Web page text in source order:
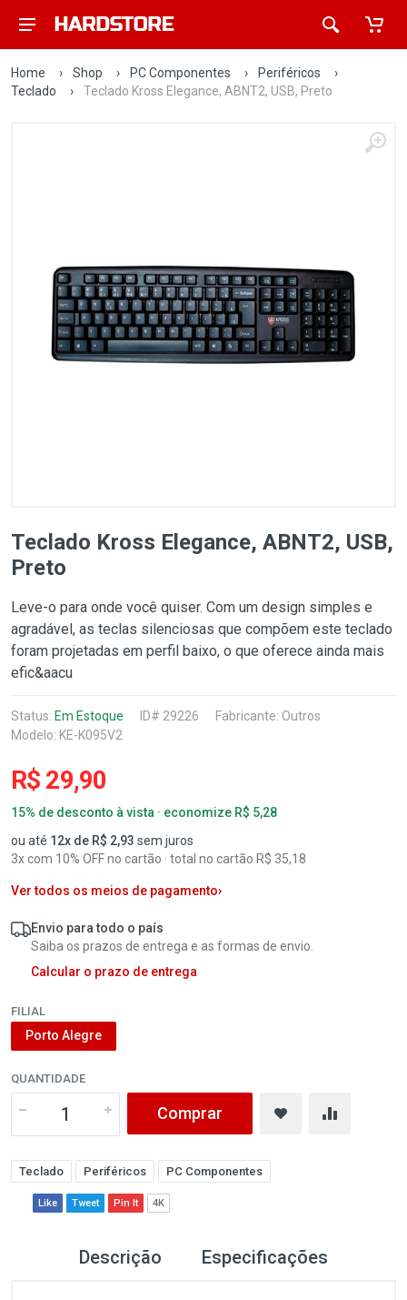
Home › Shop › PC Componentes › Periféricos
›
Teclado
› Teclado Kross Elegance, ABNT2, USB, Preto
Teclado Kross Elegance, ABNT2, USB,
Preto
Leve-o para onde você quiser. Com um design simples e
agradável, as teclas silenciosas que compõem este teclado
foram projetadas em perfil baixo, o que oferece ainda mais
efic&aacu
Status: Em Estoque ID# 29226 Fabricante: Outros
Modelo: KE-K095V2
R$ 29,90
15% de desconto à vista · economize R$ 5,28
ou até 12x de R$ 2,93 sem juros
3x com 10% OFF no cartão · total no cartão R$ 35,18
Ver todos os meios de pagamento›
Envio para todo o país
Saiba os prazos de entrega e as formas de envio.
Calcular o prazo de entrega
FILIAL
Porto Alegre
QUANTIDADE
Comprar
Teclado Periféricos PC Componentes
Like Tweet Pin It 4K
Descrição Especificações